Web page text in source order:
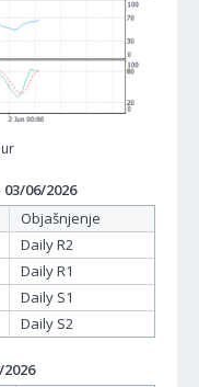
06/2026
Objašnjenje
Daily R2
Daily R1
Daily S1
Daily S2